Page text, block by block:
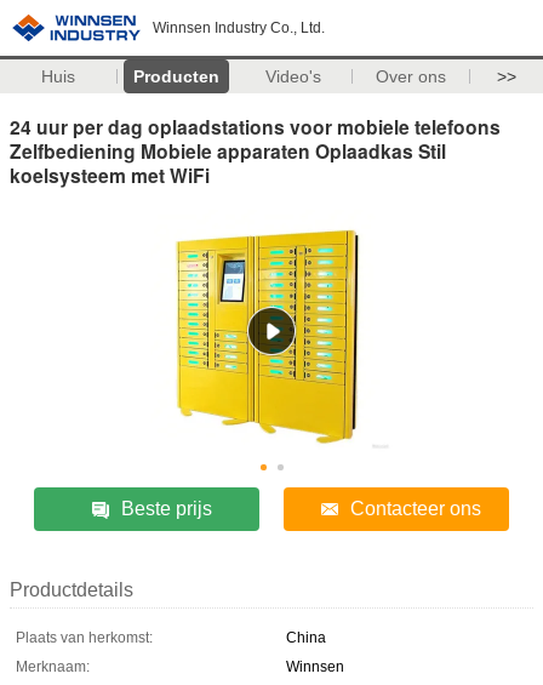
Winnsen Industry Co., Ltd.
Huis Producten Video's Over ons >>
24 uur per dag oplaadstations voor mobiele telefoons
Zelfbediening Mobiele apparaten Oplaadkas Stil
koelsysteem met WiFi
Beste prijs Contacteer ons
Productdetails
Plaats van herkomst:
China
Merknaam:
Winnsen